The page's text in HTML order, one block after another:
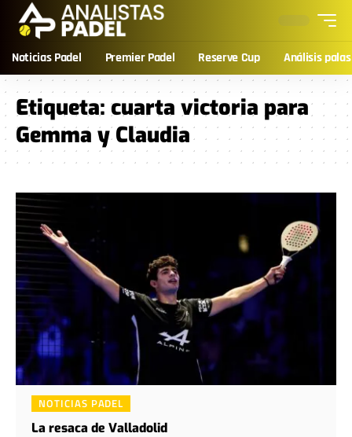
Noticias Padel Premier Padel Reserve Cup Análisis palas
Etiqueta: cuarta victoria para
Gemma y Claudia
NOTICIAS PADEL
La resaca de Valladolid